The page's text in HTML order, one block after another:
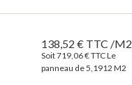
138,52 € TTC /M2
Soit 719,06 € TTC Le
panneau de 5,1912 M2